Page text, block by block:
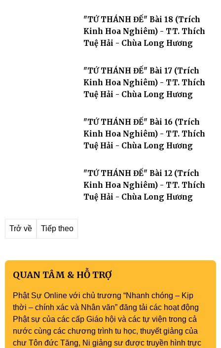
"TỨ THÁNH ĐẾ" Bài 18 (Trích
Kinh Hoa Nghiêm) - TT. Thích
Tuệ Hải - Chùa Long Hương
"TỨ THÁNH ĐẾ" Bài 17 (Trích
Kinh Hoa Nghiêm) - TT. Thích
Tuệ Hải - Chùa Long Hương
"TỨ THÁNH ĐẾ" Bài 16 (Trích
Kinh Hoa Nghiêm) - TT. Thích
Tuệ Hải - Chùa Long Hương
"TỨ THÁNH ĐẾ" Bài 12 (Trích
Kinh Hoa Nghiêm) - TT. Thích
Tuệ Hải - Chùa Long Hương
Trở về Tiếp theo
QUAN TÂM & HỖ TRỢ
Phật Sự Online với chủ trương “Nhanh chóng – Kịp
thời – chính xác và Nhân văn” đăng tải các hoạt động
Phật sự của các cấp Giáo hội và các tự viện trong cả
nước cùng các chương trình tu học, thuyết giảng của
chư Tôn đức Tăng, Ni giảng sư được truyền hình trực